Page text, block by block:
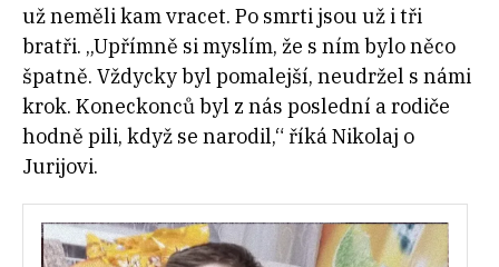
už neměli kam vracet. Po smrti jsou už i tři
bratři. „Upřímně si myslím, že s ním bylo něco
špatně. Vždycky byl pomalejší, neudržel s námi
krok. Koneckonců byl z nás poslední a rodiče
hodně pili, když se narodil,“ říká Nikolaj o
Jurijovi.